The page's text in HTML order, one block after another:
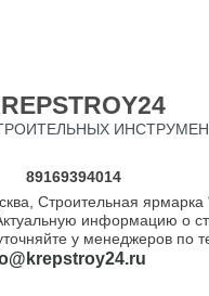
89169394014
Строительная ярмарка
информацию о
у менеджеров по